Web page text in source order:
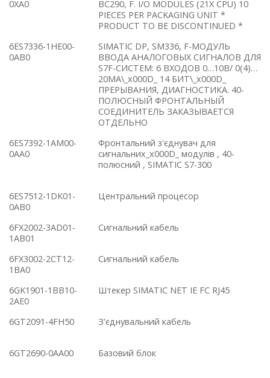
0XA0
BC290, F. I/O MODULES (21X CPU) 10
PIECES PER PACKAGING UNIT *
PRODUCT TO BE DISCONTINUED *
6ES7336-1HE00-
0AB0
SIMATIC DP, SM336, F-МОДУЛЬ
ВВОДА АНАЛОГОВЫХ СИГНАЛОВ ДЛЯ
S7F-СИСТЕМ: 6 ВХОДОВ 0…10В/ 0(4)…
20МА\_x000D_ 14 БИТ\_x000D_
ПРЕРЫВАНИЯ, ДИАГНОСТИКА. 40-
ПОЛЮСНЫЙ ФРОНТАЛЬНЫЙ
СОЕДИНИТЕЛЬ ЗАКАЗЫВАЕТСЯ
ОТДЕЛЬНО
6ES7392-1AM00-
0AA0
Фронтальний з'єднувач для
сигнальних_x000D_ модулів , 40-
полюсний , SIMATIC S7-300
6ES7512-1DK01-
0AB0
Центральний процесор
6FX2002-3AD01-
1AB01
Сигнальний кабель
6FX3002-2CT12-
1BA0
Сигнальний кабель
6GK1901-1BB10-
2AE0
Штекер SIMATIC NET IE FC RJ45
6GT2091-4FH50 З'єднувальний кабель
6GT2690-0AA00 Базовий блок